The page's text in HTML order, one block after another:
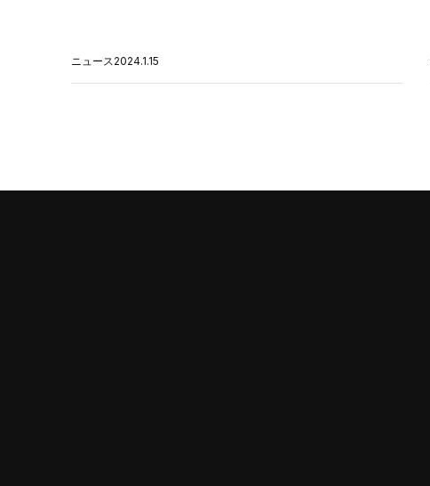
ニュース2024.1.15